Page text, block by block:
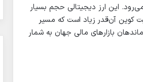
این ارز دیجیتالی حجم بسیار
کوین آن‌قدر زیاد است که مسیر
بازارهای مالی جهان به شمار